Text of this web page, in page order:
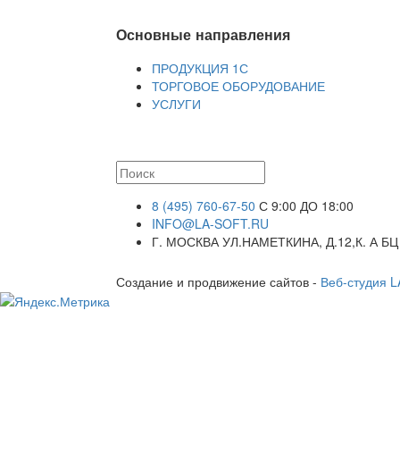
Основные направления
ПРОДУКЦИЯ 1С
ТОРГОВОЕ ОБОРУДОВАНИЕ
УСЛУГИ
8 (495) 760-67-50 С 9:00 ДО 18:00
INFO@LA-SOFT.RU
Г. МОСКВА УЛ.НАМЕТКИНА, Д.12,К. А
Создание и продвижение сайтов - Веб-студия